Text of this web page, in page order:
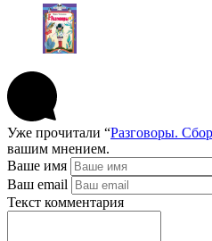
Уже прочитали “Разговоры.
вашим мнением.
Ваше имя
Ваш email
Текст комментария